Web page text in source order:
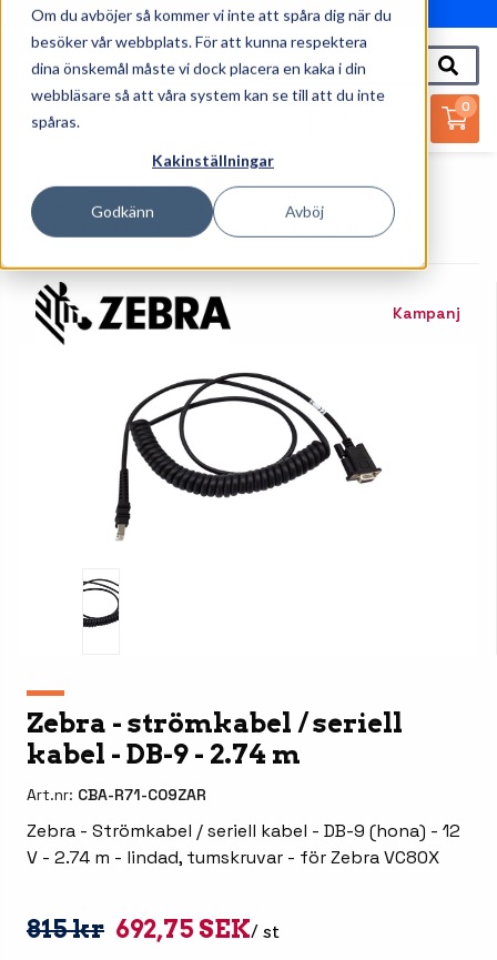
Om du avböjer så kommer vi inte att spåra dig när du
besöker vår webbplats. För att kunna respektera
dina önskemål måste vi dock placera en kaka i din
webbläsare så att våra system kan se till att du inte
spåras.
Kakinställningar
Godkänn Avböj
010-162 61 95
0
Startsida
Streckkodsläsare
Tillbehör Streckkodsläsare
Zebra - Strömkabel / Seriell Kabel - DB-9 - 2.74 M
Kampanj
Zebra - strömkabel / seriell
kabel - DB-9 - 2.74 m
Art.nr: CBA-R71-C09ZAR
Zebra - Strömkabel / seriell kabel - DB-9 (hona) - 12
V - 2.74 m - lindad, tumskruvar - för Zebra VC80X
815 kr 692,75 SEK/ st